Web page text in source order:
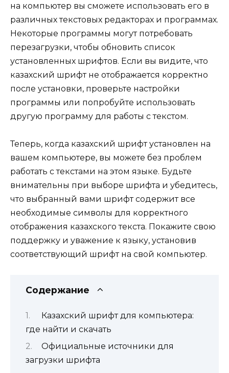
на компьютер вы сможете использовать его в
различных текстовых редакторах и программах.
Некоторые программы могут потребовать
перезагрузки, чтобы обновить список
установленных шрифтов. Если вы видите, что
казахский шрифт не отображается корректно
после установки, проверьте настройки
программы или попробуйте использовать
другую программу для работы с текстом.
Теперь, когда казахский шрифт установлен на
вашем компьютере, вы можете без проблем
работать с текстами на этом языке. Будьте
внимательны при выборе шрифта и убедитесь,
что выбранный вами шрифт содержит все
необходимые символы для корректного
отображения казахского текста. Покажите свою
поддержку и уважение к языку, установив
соответствующий шрифт на свой компьютер.
Содержание
Казахский шрифт для компьютера:
где найти и скачать
Официальные источники для
загрузки шрифта